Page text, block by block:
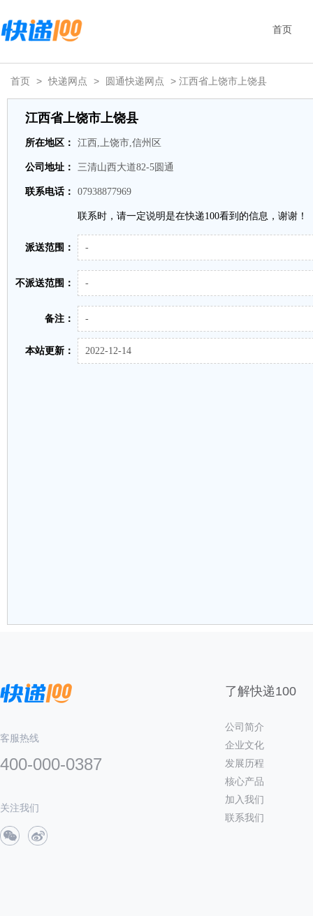
首页
首页 > 快递网点 > 圆通快递网点 > 江西省上饶市上饶县
江西省上饶市上饶县
所在地区： 江西,上饶市,信州区
公司地址： 三清山西大道82-5圆通
联系电话： 07938877969
联系时，请一定说明是在快递100看到的信息，谢谢！
派送范围： -
不派送范围： -
备注： -
本站更新： 2022-12-14
客服热线
400-000-0387
关注我们
了解快递100
公司简介
企业文化
发展历程
核心产品
加入我们
联系我们